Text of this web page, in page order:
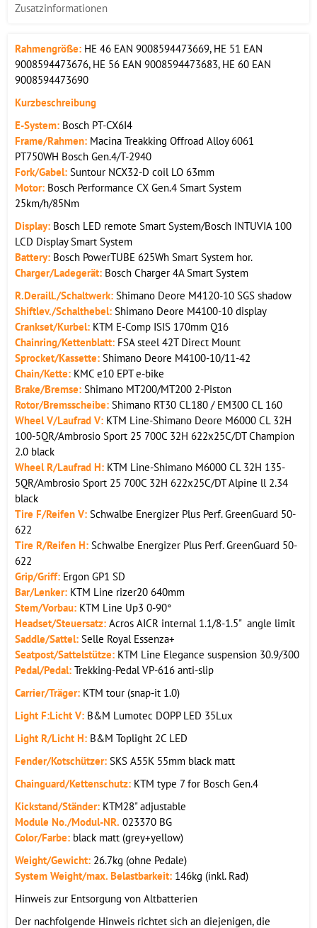
Zusatzinformationen
Rahmengröße: HE 46 EAN 9008594473669, HE 51 EAN
9008594473676, HE 56 EAN 9008594473683, HE 60 EAN
9008594473690
Kurzbeschreibung
E-System: Bosch PT-CX6I4
Frame/Rahmen: Macina Treakking Offroad Alloy 6061
PT750WH Bosch Gen.4/T-2940
Fork/Gabel: Suntour NCX32-D coil LO 63mm
Motor: Bosch Performance CX Gen.4 Smart System
25km/h/85Nm
Display: Bosch LED remote Smart System/Bosch INTUVIA 100
LCD Display Smart System
Battery: Bosch PowerTUBE 625Wh Smart System hor.
Charger/Ladegerät: Bosch Charger 4A Smart System
R.Deraill./Schaltwerk: Shimano Deore M4120-10 SGS shadow
Shiftlev./Schalthebel: Shimano Deore M4100-10 display
Crankset/Kurbel: KTM E-Comp ISIS 170mm Q16
Chainring/Kettenblatt: FSA steel 42T Direct Mount
Sprocket/Kassette: Shimano Deore M4100-10/11-42
Chain/Kette: KMC e10 EPT e-bike
Brake/Bremse: Shimano MT200/MT200 2-Piston
Rotor/Bremsscheibe:Shimano RT30 CL180 / EM300 CL 160
Wheel V/Laufrad V: KTM Line-Shimano Deore M6000 CL 32H
100-5QR/Ambrosio Sport 25 700C 32H 622x25C/DT Champion
2.0 black
Wheel R/Laufrad H: KTM Line-Shimano M6000 CL 32H 135-
5QR/Ambrosio Sport 25 700C 32H 622x25C/DT Alpine ll 2.34
black
Tire F/Reifen V: Schwalbe Energizer Plus Perf. GreenGuard 50-
622
Tire R/Reifen H: Schwalbe Energizer Plus Perf. GreenGuard 50-
622
Grip/Griff: Ergon GP1 SD
Bar/Lenker: KTM Line rizer20 640mm
Stem/Vorbau: KTM Line Up3 0-90°
Headset/Steuersatz: Acros AICR internal 1.1/8-1.5" angle limit
Saddle/Sattel: Selle Royal Essenza+
Seatpost/Sattelstütze: KTM Line Elegance suspension 30.9/300
Pedal/Pedal: Trekking-Pedal VP-616 anti-slip
Carrier/Träger: KTM tour (snap-it 1.0)
Light F:Licht V: B&M Lumotec DOPP LED 35Lux
Light R/Licht H: B&M Toplight 2C LED
Fender/Kotschützer:SKS A55K 55mm black matt
Chainguard/Kettenschutz: KTM type 7 for Bosch Gen.4
Kickstand/Ständer: KTM28" adjustable
Module No./Modul-NR. 023370 BG
Color/Farbe: black matt (grey+yellow)
Weight/Gewicht: 26.7kg (ohne Pedale)
System Weight/max. Belastbarkeit: 146kg (inkl. Rad)
Hinweis zur Entsorgung von Altbatterien
Der nachfolgende Hinweis richtet sich an diejenigen, die